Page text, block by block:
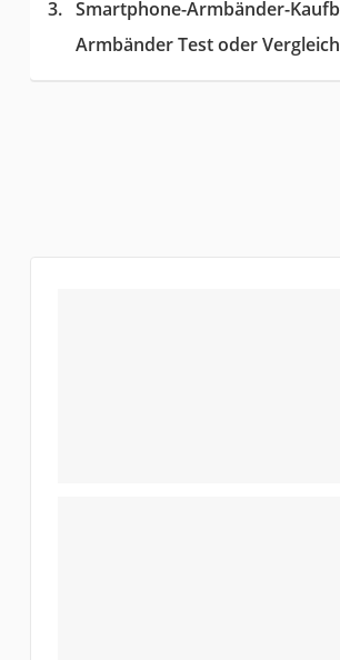
Smartphone-Armbänder-
Armbänder Test oder Vergleich